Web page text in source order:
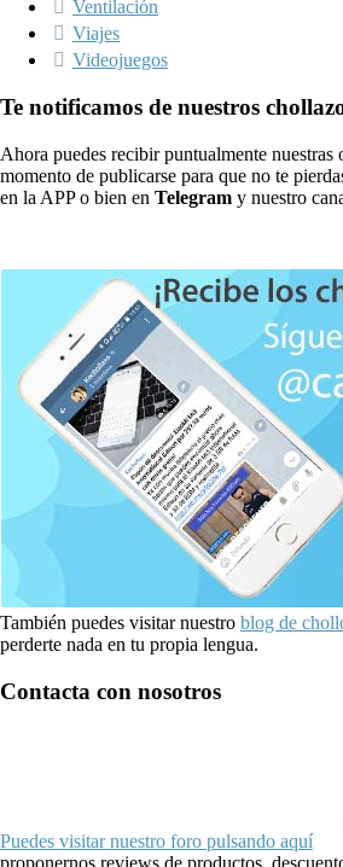
Ventilación
Viajes
Videojuegos
Te notificamos de nuestros
Ahora puedes recibir puntualmente nuestras
momento de publicarse para que no te
en la APP o bien en Telegram y nuestro
También puedes visitar nuestro blog de
perderte nada en tu propia lengua.
Contacta con nosotros
Puedes visitar nuestro foro pulsando aquí